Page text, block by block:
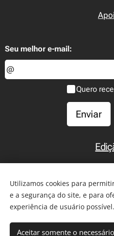
Seu melhor e-mail:
Quero
Enviar
2011-2026 - Todos os direitos
Utilizamos cookies para
e a segurança do site, e para
experiência de usuário possível.
Aceitar somente o necessário